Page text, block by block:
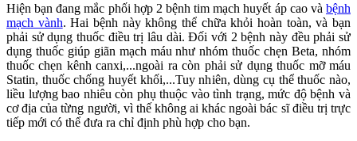
Hiện bạn đang mắc phối hợp 2 bệnh tim mạch huyết áp cao và bệnh
mạch vành. Hai bệnh này không thể chữa khỏi hoàn toàn, và bạn
phải sử dụng thuốc điều trị lâu dài. Đối với 2 bệnh này đều phải sử
dụng thuốc giúp giãn mạch máu như nhóm thuốc chẹn Beta, nhóm
thuốc chẹn kênh canxi,...ngoài ra còn phải sử dụng thuốc mỡ máu
Statin, thuốc chống huyết khối,...Tuy nhiên, dùng cụ thể thuốc nào,
liều lượng bao nhiêu còn phụ thuộc vào tình trạng, mức độ bệnh và
cơ địa của từng người, vì thế không ai khác ngoài bác sĩ điều trị trực
tiếp mới có thể đưa ra chỉ định phù hợp cho bạn.